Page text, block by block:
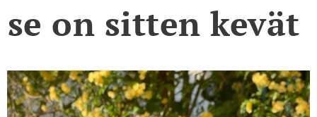
se on sitten kevät